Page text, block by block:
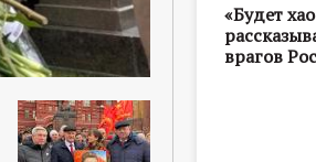
«Будет
врагов